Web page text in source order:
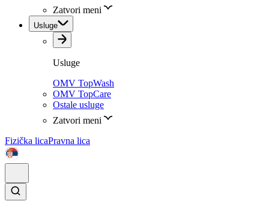
Zatvori meni
Usluge
Usluge
OMV TopWash
OMV TopCare
Ostale usluge
Zatvori meni
Fizička licaPravna lica